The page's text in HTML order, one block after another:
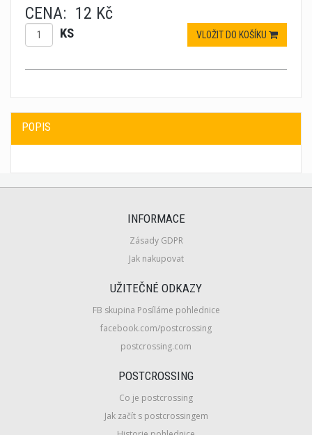
CENA: 12 Kč
KS VLOŽIT DO KOŠÍKU
POPIS
INFORMACE
Zásady GDPR
Jak nakupovat
UŽITEČNÉ ODKAZY
FB skupina Posíláme pohlednice
facebook.com/postcrossing
postcrossing.com
POSTCROSSING
Co je postcrossing
Jak začít s postcrossingem